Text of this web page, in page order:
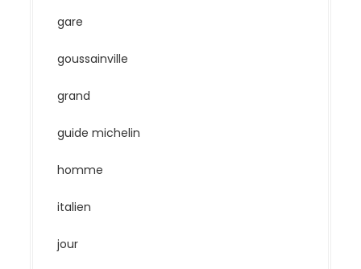
gare
goussainville
grand
guide michelin
homme
italien
jour